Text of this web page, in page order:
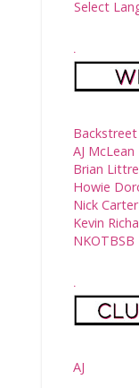
Select
.
AJ McLean
Brian
Howie
Nick Carter
Kevin
NKOTBSB
.
AJ